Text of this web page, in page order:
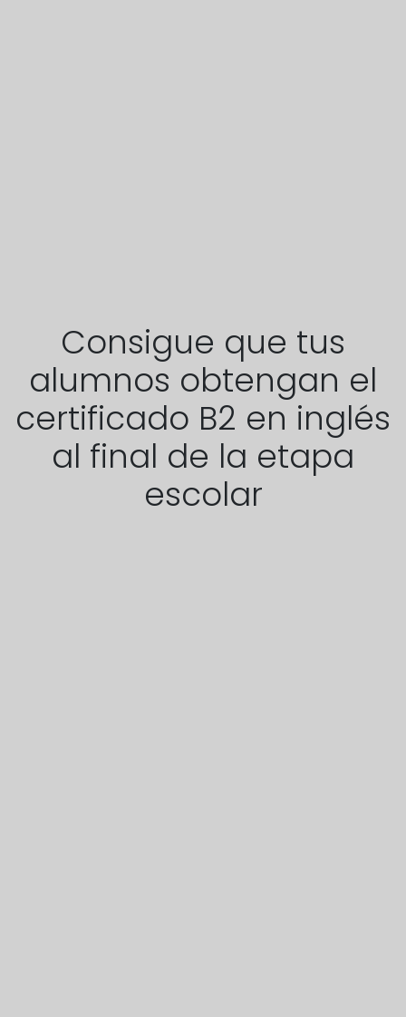
Consigue que tus
alumnos obtengan el
certificado B2 en inglés
al final de la etapa
escolar